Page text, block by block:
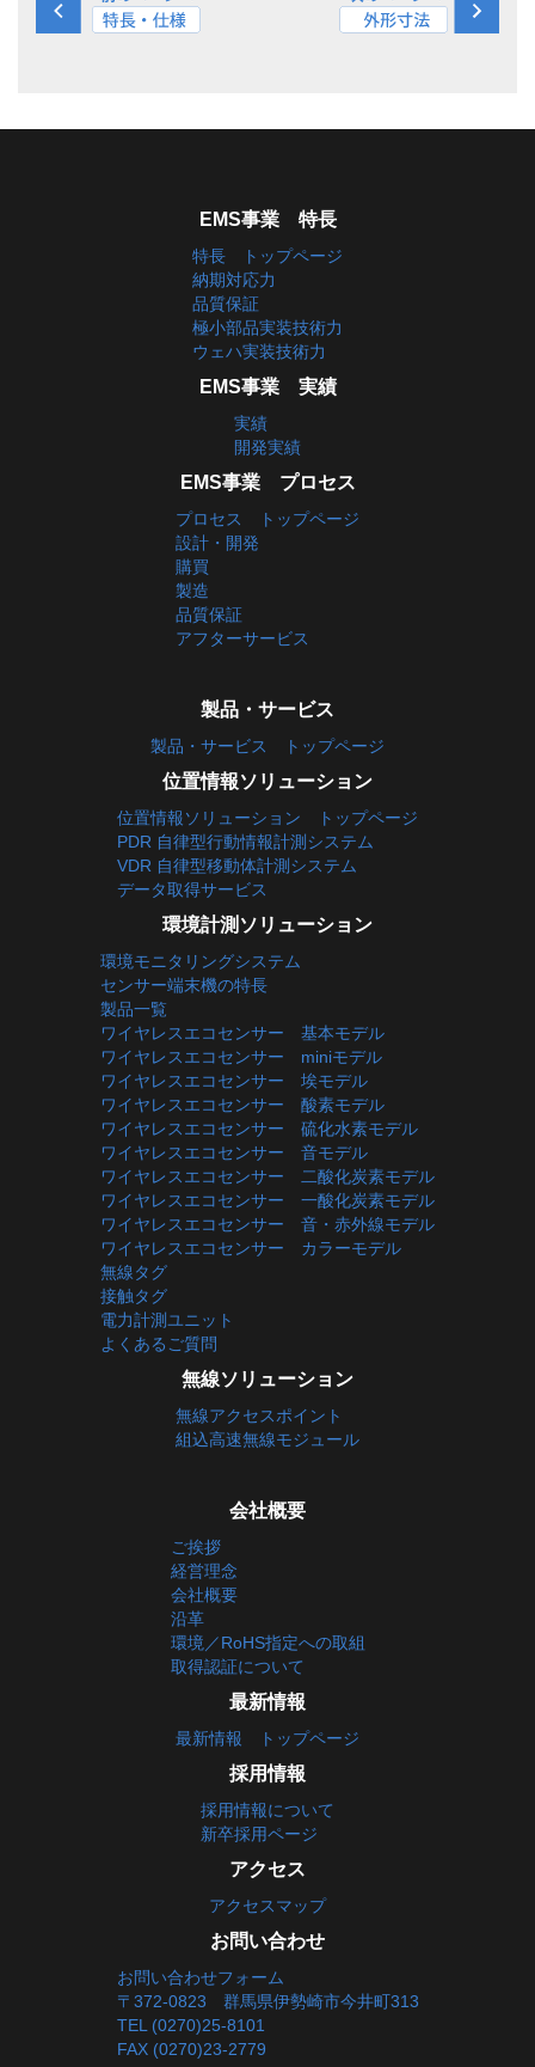
EMS事業 特長
特長 トップページ
納期対応力
品質保証
極小部品実装技術力
ウェハ実装技術力
EMS事業 実績
実績
開発実績
EMS事業 プロセス
プロセス トップページ
設計・開発
購買
製造
品質保証
アフターサービス
製品・サービス
製品・サービス トップページ
位置情報ソリューション
位置情報ソリューション トップページ
PDR 自律型行動情報計測システム
VDR 自律型移動体計測システム
データ取得サービス
環境計測ソリューション
環境モニタリングシステム
センサー端末機の特長
製品一覧
ワイヤレスエコセンサー 基本モデル
ワイヤレスエコセンサー miniモデル
ワイヤレスエコセンサー 埃モデル
ワイヤレスエコセンサー 酸素モデル
ワイヤレスエコセンサー 硫化水素モデル
ワイヤレスエコセンサー 音モデル
ワイヤレスエコセンサー 二酸化炭素モデル
ワイヤレスエコセンサー 一酸化炭素モデル
ワイヤレスエコセンサー 音・赤外線モデル
ワイヤレスエコセンサー カラーモデル
無線タグ
接触タグ
電力計測ユニット
よくあるご質問
無線ソリューション
無線アクセスポイント
組込高速無線モジュール
会社概要
ご挨拶
経営理念
会社概要
沿革
環境／RoHS指定への取組
取得認証について
最新情報
最新情報 トップページ
採用情報
採用情報について
新卒採用ページ
アクセス
アクセスマップ
お問い合わせ
お問い合わせフォーム
〒372-0823 群馬県伊勢崎市今井町313
TEL (0270)25-8101
FAX (0270)23-2779